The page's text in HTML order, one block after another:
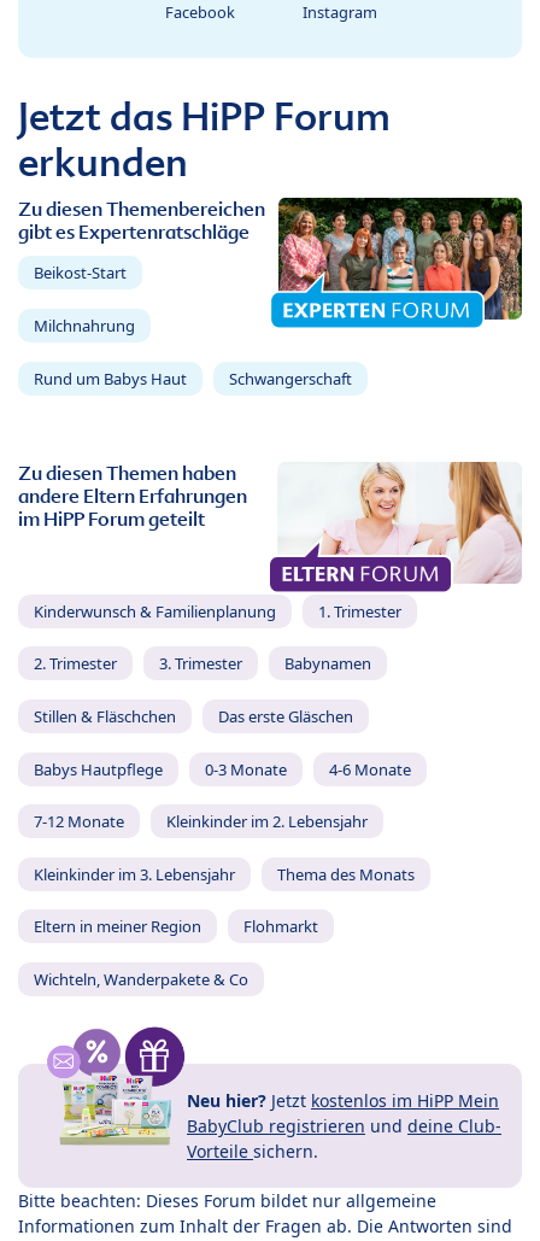
Facebook Instagram
Jetzt das HiPP Forum
erkunden
Zu diesen Themenbereichen
gibt es Expertenratschläge
Beikost-Start
Milchnahrung
Rund um Babys Haut Schwangerschaft
Zu diesen Themen haben
andere Eltern Erfahrungen
im HiPP Forum geteilt
Kinderwunsch & Familienplanung 1. Trimester
2. Trimester 3. Trimester Babynamen
Stillen & Fläschchen Das erste Gläschen
Babys Hautpflege 0-3 Monate 4-6 Monate
7-12 Monate Kleinkinder im 2. Lebensjahr
Kleinkinder im 3. Lebensjahr Thema des Monats
Eltern in meiner Region Flohmarkt
Wichteln, Wanderpakete & Co
Neu hier? Jetzt kostenlos im HiPP Mein
BabyClub registrieren und deine Club-
Vorteile sichern.
Bitte beachten: Dieses Forum bildet nur allgemeine
Informationen zum Inhalt der Fragen ab. Die Antworten sind